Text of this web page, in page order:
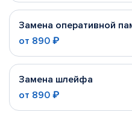
Замена оперативной
от 890 ₽
Замена шлейфа
от 890 ₽